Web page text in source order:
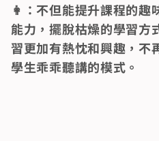
👩：不但能提升課程的趣
能力，擺脫枯燥的學習方
習更加有熱忱和興趣，不
學生乖乖聽講的模式。